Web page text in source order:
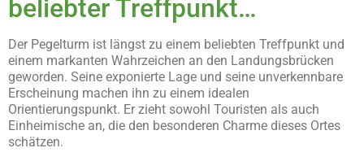
beliebter Treffpunkt…
Der Pegelturm ist längst zu einem beliebten Treffpunkt und
einem markanten Wahrzeichen an den Landungsbrücken
geworden. Seine exponierte Lage und seine unverkennbare
Erscheinung machen ihn zu einem idealen
Orientierungspunkt. Er zieht sowohl Touristen als auch
Einheimische an, die den besonderen Charme dieses Ortes
schätzen.